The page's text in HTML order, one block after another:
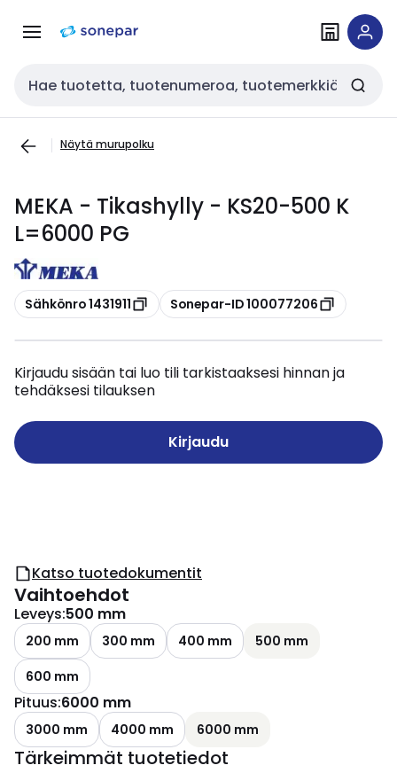
navigointiinsisältöön
Haku
Näytä murupolku
MEKA - Tikashylly - KS20-500 K
L=6000 PG
Kopioi
Sähkönro 1431911 Kopioi
Sonepar-ID 100077206
Kirjaudu sisään tai luo tili tarkistaaksesi hinnan ja
tehdäksesi tilauksen
Kirjaudu
Katso tuotedokumentit
Vaihtoehdot
Leveys:500 mm
200 mm 300 mm 400 mm
500 mm
600 mm
Pituus:6000 mm
3000 mm 4000 mm 6000 mm
Tärkeimmät tuotetiedot